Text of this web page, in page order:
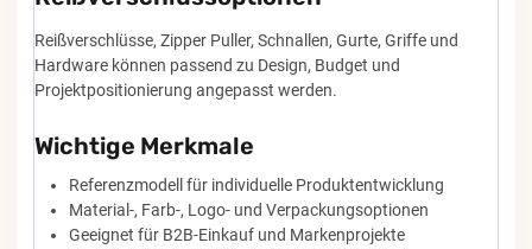
Reißverschlüsse, Zipper Puller, Schnallen, Gurte, Griffe und
Hardware können passend zu Design, Budget und
Projektpositionierung angepasst werden.
Wichtige Merkmale
Referenzmodell für individuelle Produktentwicklung
Material-, Farb-, Logo- und Verpackungsoptionen
Geeignet für B2B-Einkauf und Markenprojekte